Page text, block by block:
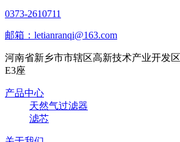
0373-2610711
邮箱：letianranqi@163.com
河南省新乡市市辖区高新技术产业开发
E3座
产品中心
天然气过滤器
滤芯